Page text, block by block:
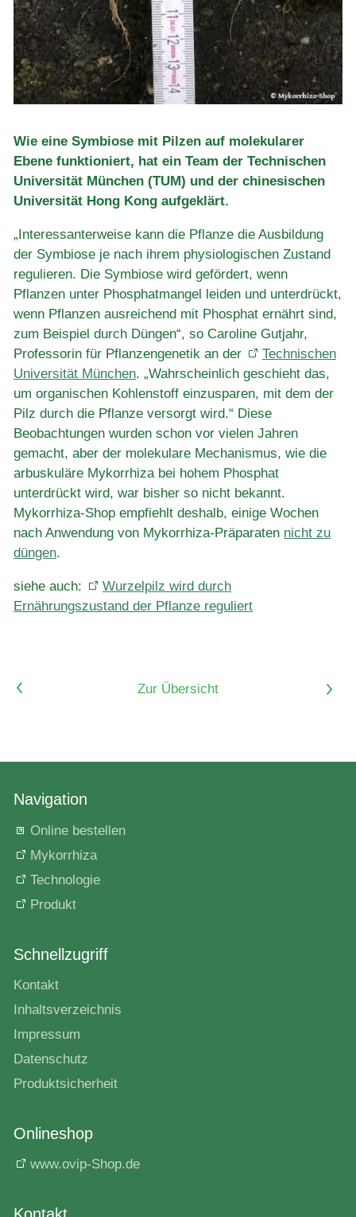
Wie eine Symbiose mit Pilzen auf molekularer
Ebene funktioniert, hat ein Team der Technischen
Universität München (TUM) und der chinesischen
Universität Hong Kong aufgeklärt.
„Interessanterweise kann die Pflanze die Ausbildung
der Symbiose je nach ihrem physiologischen Zustand
regulieren. Die Symbiose wird gefördert, wenn
Pflanzen unter Phosphatmangel leiden und unterdrückt,
wenn Pflanzen ausreichend mit Phosphat ernährt sind,
zum Beispiel durch Düngen“, so Caroline Gutjahr,
Professorin für Pflanzengenetik an der
Technischen
Universität München. „Wahrscheinlich geschieht das,
um organischen Kohlenstoff einzusparen, mit dem der
Pilz durch die Pflanze versorgt wird.“ Diese
Beobachtungen wurden schon vor vielen Jahren
gemacht, aber der molekulare Mechanismus, wie die
arbuskuläre Mykorrhiza bei hohem Phosphat
unterdrückt wird, war bisher so nicht bekannt.
Mykorrhiza-Shop empfiehlt deshalb, einige Wochen
nach Anwendung von Mykorrhiza-Präparaten nicht zu
düngen.
siehe auch:
Wurzelpilz wird durch
Ernährungszustand der Pflanze reguliert
< Zur Übersicht >
Navigation
Online bestellen
Mykorrhiza
Technologie
Produkt
Schnellzugriff
Kontakt
Inhaltsverzeichnis
Impressum
Datenschutz
Produktsicherheit
Onlineshop
www.ovip-Shop.de